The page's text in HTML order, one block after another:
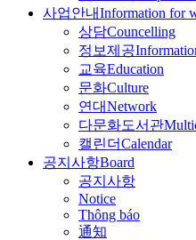
사업안내Information for
상담Councelling
정보제공
교육Education
문화Culture
연대Network
다문화도서관
캘린더Calendar
공지사항Board
공지사항
Notice
Thông báo
通知